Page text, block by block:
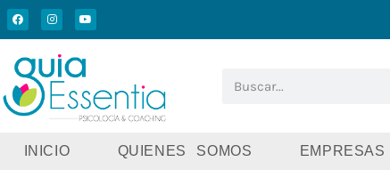
INICIO QUIENES SOMOS EMPRESAS